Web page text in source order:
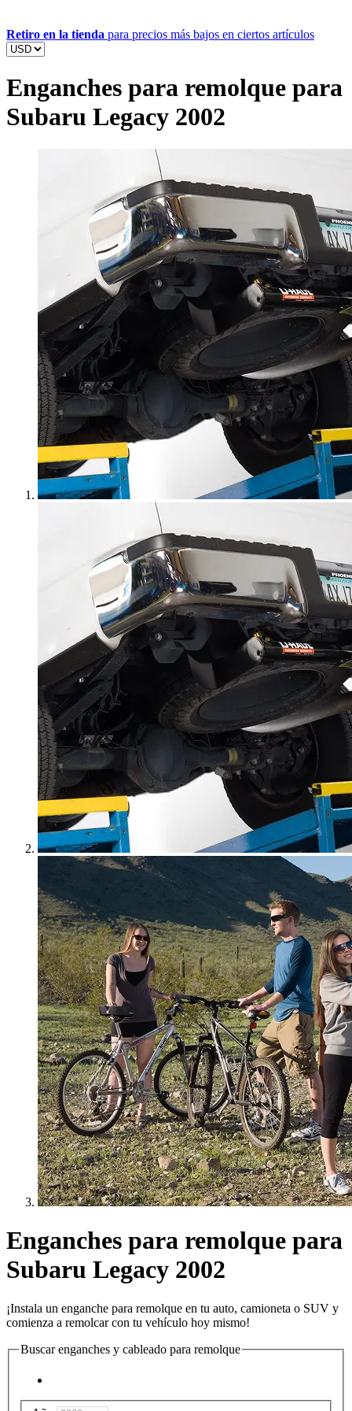
Retiro en la tienda para precios más bajos en ciertos artículos
Enganches para remolque para
Subaru Legacy 2002
Enganches para remolque para
Subaru Legacy 2002
¡Instala un enganche para remolque en tu auto, camioneta o SUV y
comienza a remolcar con tu vehículo hoy mismo!
Buscar enganches y cableado para remolque